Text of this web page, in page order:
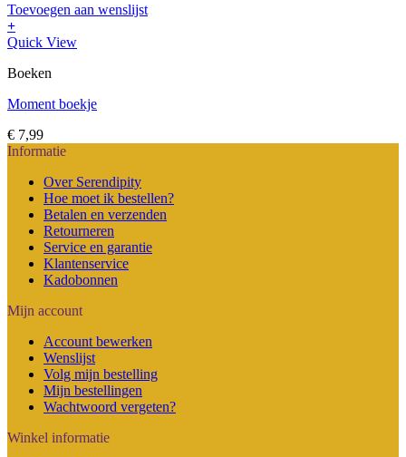
Toevoegen aan wenslijst
+
Dit
heeft
variaties.
optie
kan
worden
productpagina
Quick View
Boeken
Moment boekje
€ 7,99
Informatie
Over Serendipity
Hoe moet ik bestellen?
Betalen en verzenden
Retourneren
Service en garantie
Klantenservice
Kadobonnen
Mijn account
Account bewerken
Wenslijst
Volg mijn bestelling
Mijn bestellingen
Wachtwoord vergeten?
Winkel informatie